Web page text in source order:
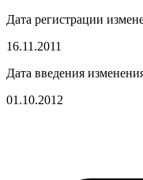
Дата регистрации
16.11.2011
Дата введения
01.10.2012